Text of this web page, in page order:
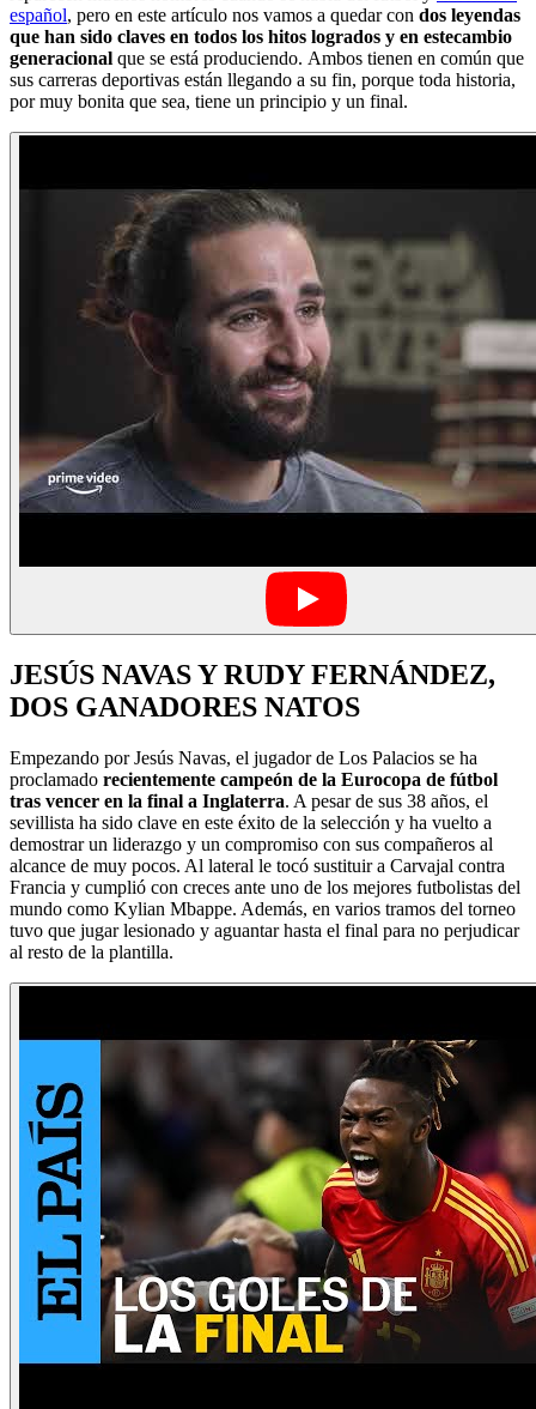
español, pero en este artículo nos vamos a quedar con dos leyendas
que han sido claves en todos los hitos logrados y en estecambio
generacional que se está produciendo. Ambos tienen en común que
sus carreras deportivas están llegando a su fin, porque toda historia,
por muy bonita que sea, tiene un principio y un final.
JESÚS NAVAS Y RUDY FERNÁNDEZ,
DOS GANADORES NATOS
Empezando por Jesús Navas, el jugador de Los Palacios se ha
proclamado recientemente campeón de la Eurocopa de fútbol
tras vencer en la final a Inglaterra. A pesar de sus 38 años, el
sevillista ha sido clave en este éxito de la selección y ha vuelto a
demostrar un liderazgo y un compromiso con sus compañeros al
alcance de muy pocos. Al lateral le tocó sustituir a Carvajal contra
Francia y cumplió con creces ante uno de los mejores futbolistas del
mundo como Kylian Mbappe. Además, en varios tramos del torneo
tuvo que jugar lesionado y aguantar hasta el final para no perjudicar
al resto de la plantilla.